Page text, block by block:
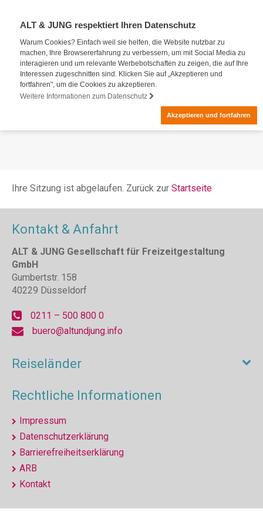
ALT & JUNG respektiert Ihren Datenschutz
Warum Cookies? Einfach weil sie helfen, die Website nutzbar zu
machen, Ihre Browsererfahrung zu verbessern, um mit Social Media zu
interagieren und um relevante Werbebotschaften zu zeigen, die auf Ihre
Interessen zugeschnitten sind. Klicken Sie auf „Akzeptieren und
fortfahren", um die Cookies zu akzeptieren.
Weitere Informationen zum Datenschutz
Akzeptieren und fortfahren
Ihre Sitzung ist abgelaufen. Zurück zur Startseite
Kontakt & Anfahrt
ALT & JUNG Gesellschaft für Freizeitgestaltung
GmbH
Gumbertstr. 158
40229 Düsseldorf
0211 – 500 800 0
buero@altundjung.info
Reiseländer
Rechtliche Informationen
Impressum
Datenschutzerklärung
Barrierefreiheitserklärung
ARB
Kontakt